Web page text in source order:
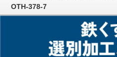
OTH-378-7